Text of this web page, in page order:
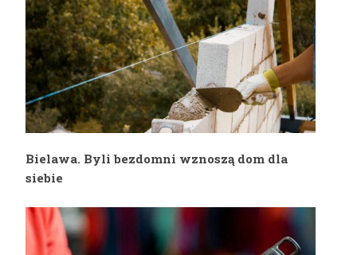
podczas mrozów Ci seniorzy będą
wyłączeni
ze świadczenia
Bielawa. Byli bezdomni wznoszą dom dla
siebie